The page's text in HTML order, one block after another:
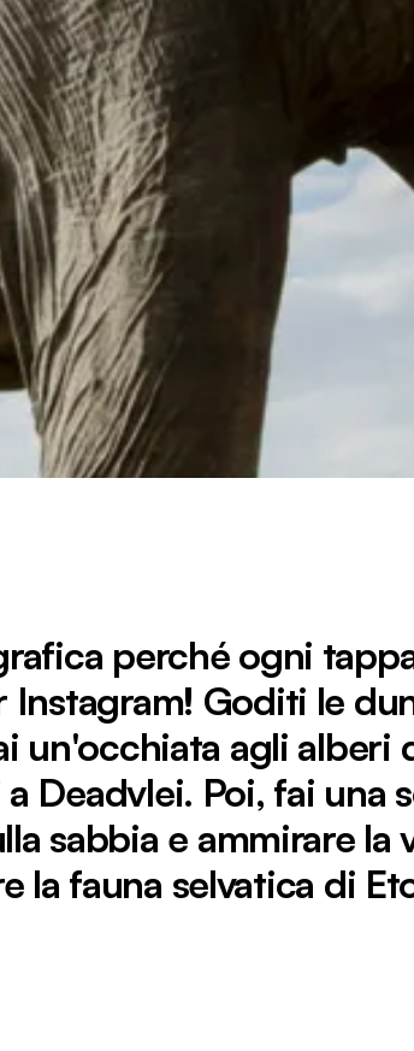
perché ogni
Goditi le
un'occhiata agli alberi
Deadvlei. Poi, fai una
sabbia e ammirare la
la fauna selvatica di